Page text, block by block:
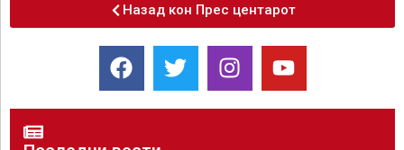
Назад кон Прес центарот